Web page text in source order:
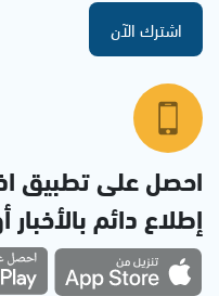
اشترك الآن
احصل على تطبيق
إطلاع دائم بالأخبار